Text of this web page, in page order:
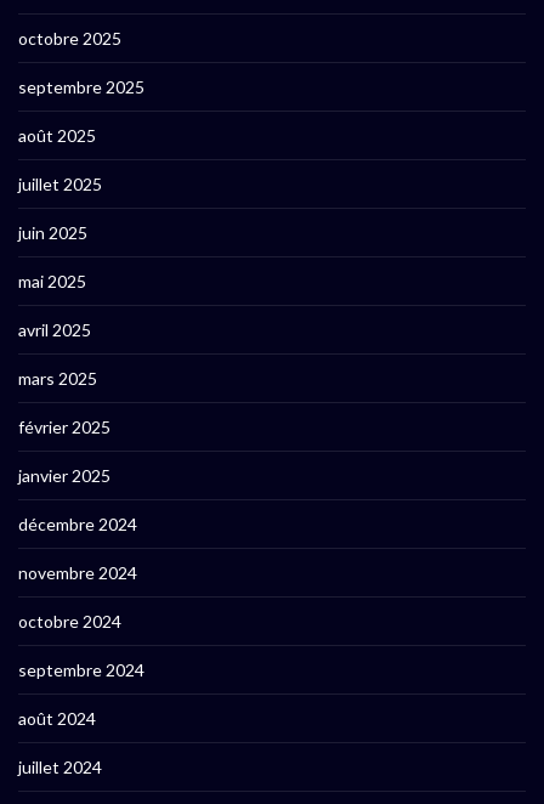
octobre 2025
septembre 2025
août 2025
juillet 2025
juin 2025
mai 2025
avril 2025
mars 2025
février 2025
janvier 2025
décembre 2024
novembre 2024
octobre 2024
septembre 2024
août 2024
juillet 2024